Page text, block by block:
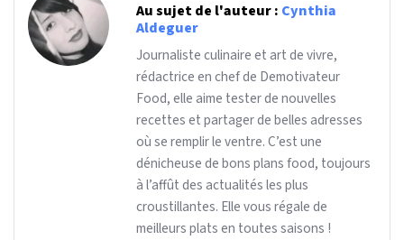
Au sujet de l'auteur : Cynthia
Aldeguer
Journaliste culinaire et art de vivre,
rédactrice en chef de Demotivateur
Food, elle aime tester de nouvelles
recettes et partager de belles adresses
où se remplir le ventre. C’est une
dénicheuse de bons plans food, toujours
à l’affût des actualités les plus
croustillantes. Elle vous régale de
meilleurs plats en toutes saisons !